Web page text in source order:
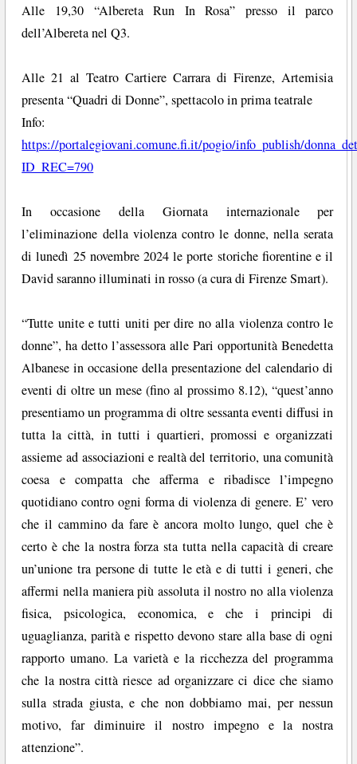
Alle 19,30 “Albereta Run In Rosa” presso il parco
dell’Albereta nel Q3.
Alle 21 al Teatro Cartiere Carrara di Firenze, Artemisia
presenta “Quadri di Donne”, spettacolo in prima teatrale
Info:
https://portalegiovani.comune.fi.it/pogio/info_publish/
ID_REC=790
In occasione della Giornata internazionale per
l’eliminazione della violenza contro le donne, nella serata
di lunedì 25 novembre 2024 le porte storiche fiorentine e il
David saranno illuminati in rosso (a cura di Firenze Smart).
“Tutte unite e tutti uniti per dire no alla violenza contro le
donne”, ha detto l’assessora alle Pari opportunità Benedetta
Albanese in occasione della presentazione del calendario di
eventi di oltre un mese (fino al prossimo 8.12), “quest’anno
presentiamo un programma di oltre sessanta eventi diffusi in
tutta la città, in tutti i quartieri, promossi e organizzati
assieme ad associazioni e realtà del territorio, una comunità
coesa e compatta che afferma e ribadisce l’impegno
quotidiano contro ogni forma di violenza di genere. E’ vero
che il cammino da fare è ancora molto lungo, quel che è
certo è che la nostra forza sta tutta nella capacità di creare
un’unione tra persone di tutte le età e di tutti i generi, che
affermi nella maniera più assoluta il nostro no alla violenza
fisica, psicologica, economica, e che i principi di
uguaglianza, parità e rispetto devono stare alla base di ogni
rapporto umano. La varietà e la ricchezza del programma
che la nostra città riesce ad organizzare ci dice che siamo
sulla strada giusta, e che non dobbiamo mai, per nessun
motivo, far diminuire il nostro impegno e la nostra
attenzione”.